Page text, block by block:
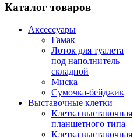
Каталог товаров
Аксессуары
Гамак
Лоток для туалета
под наполнитель
складной
Миска
Сумочка-бейджик
Выставочные клетки
Клетка выставочная
планшетного типа
Клетка выставочная